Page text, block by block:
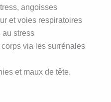
angoisses
et voies respiratoires
au stress
via les surrénales
et maux de tête.